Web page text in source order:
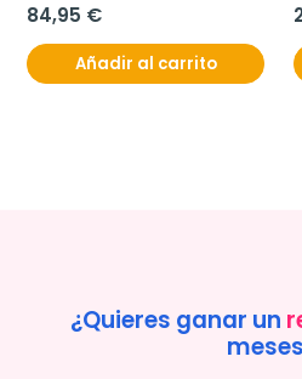
84,95 €
Añadir al carrito
¿Quieres ganar un